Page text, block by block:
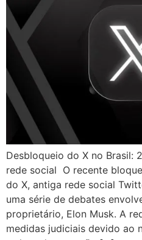
Desbloqueio do X no Brasil:
rede social O recente
do X, antiga rede social
uma série de debates
proprietário, Elon Musk. A
medidas judiciais devido ao